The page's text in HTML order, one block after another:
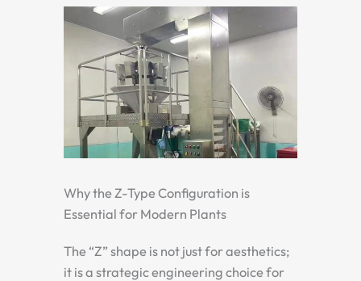
Why the Z-Type Configuration is
Essential for Modern Plants
The “Z” shape is not just for aesthetics;
it is a strategic engineering choice for